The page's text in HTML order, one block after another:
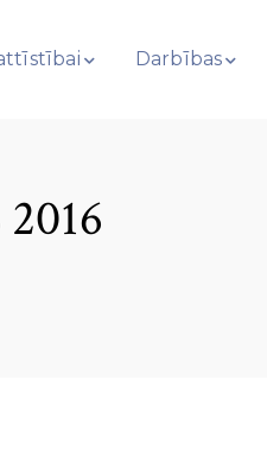
Darbības